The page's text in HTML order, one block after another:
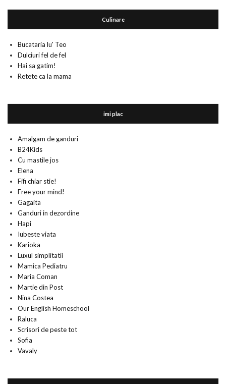
Culinare
Bucataria lu' Teo
Dulciuri fel de fel
Hai sa gatim!
Retete ca la mama
imi plac
Amalgam de ganduri
B24Kids
Cu mastile jos
Elena
Fifi chiar stie!
Free your mind!
Gagaita
Ganduri in dezordine
Hapi
Iubeste viata
Karioka
Luxul simplitatii
Mamica Pediatru
Maria Coman
Martie din Post
Nina Costea
Our English Homeschool
Raluca
Scrisori de peste tot
Sofia
Vavaly